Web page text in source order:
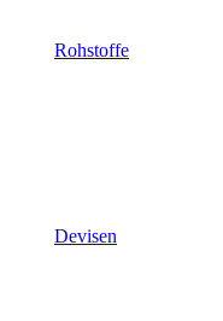
Rohstoffe
Devisen